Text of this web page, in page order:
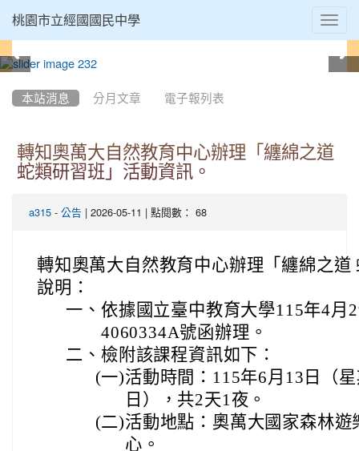
桃園市立經國國民中學
本站消息 分月文章 電子報列表
轉知奧萬大自然教育中心辦理「纏綿之道
蛇類研習班」活動資訊。
a315 - 公告 | 2026-05-11 | 點閱數： 68
轉知奧萬大自然教育中心辦理「纏綿之
說明：
一、 依據國立臺中教育大學115年4月
4060334A號函辦理。
二、 檢附該課程資訊如下：
(一)活動時間：115年6月13日（
日），共2天1夜。
(二)活動地點：奧萬大國家森林
心。